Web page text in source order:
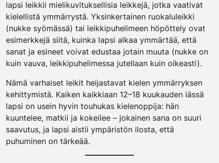
lapsi leikkii mielikuvituksellisia leikkejä, jotka vaativat
kielellistä ymmärrystä. Yksinkertainen ruokaluleikki
(nukke syömässä) tai leikkipuhelimeen höpöttely ovat
esimerkkejä siitä, kuinka lapsi alkaa ymmärtää, että
sanat ja esineet voivat edustaa jotain muuta (nukke on
kuin vauva, leikkipuhelimessa jutellaan kuin oikeasti).
Nämä varhaiset leikit heijastavat kielen ymmärryksen
kehittymistä. Kaiken kaikkiaan 12–18 kuukauden iässä
lapsi on usein hyvin touhukas kielenoppija: hän
kuuntelee, matkii ja kokeilee – jokainen sana on suuri
saavutus, ja lapsi aistii ympäristön ilosta, että
puhuminen on tärkeää.